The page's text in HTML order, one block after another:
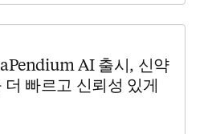
AI 출시, 신약
빠르고 신뢰성 있게